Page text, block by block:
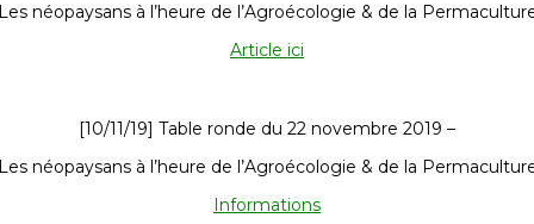
néopaysans à l’heure de l’Agroécologie & de la
Article ici
[10/11/19] Table ronde du 22 novembre 2019 –
néopaysans à l’heure de l’Agroécologie & de la
Informations